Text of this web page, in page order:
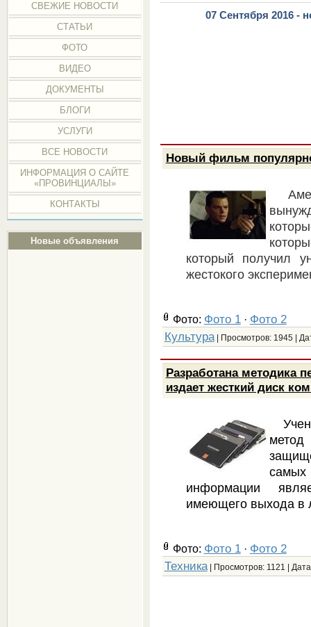
СВЕЖИЕ НОВОСТИ
СТАТЬИ
ФОТО
ВИДЕО
ДОКУМЕНТЫ
БЛОГИ
УСЛУГИ
ВСЕ НОВОСТИ
ИНФОРМАЦИЯ О САЙТЕ
«ПРОВИНЦИАЛЫ»
КОНТАКТЫ
Новые объявления
07 Сентября 2016 -
Новый фильм
который получил
жестокого
Фото: Фото 1· Фото 2
Культура| Просмотров: 1945 |
Разработана методика
издает жесткий диск
информации
имеющего выхода в
Фото: Фото 1· Фото 2
Техника| Просмотров: 1121 |